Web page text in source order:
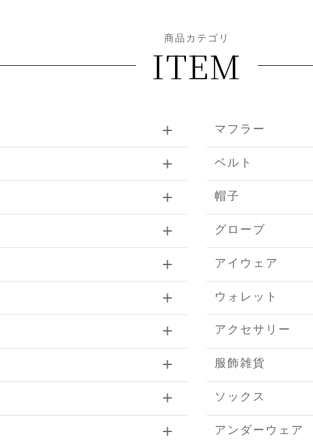
商品カテゴリ
ITEM
マフラー
ベルト
帽子
グローブ
アイウェア
ウォレット
アクセサリー
服飾雑貨
ソックス
アンダーウェア